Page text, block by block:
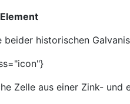
historischen
Zelle aus einer Zink-